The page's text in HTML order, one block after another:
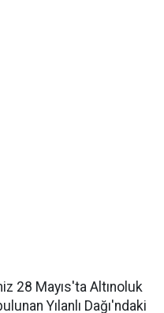
28 Mayıs'ta Altınoluk
Yılanlı Dağı'ndaki